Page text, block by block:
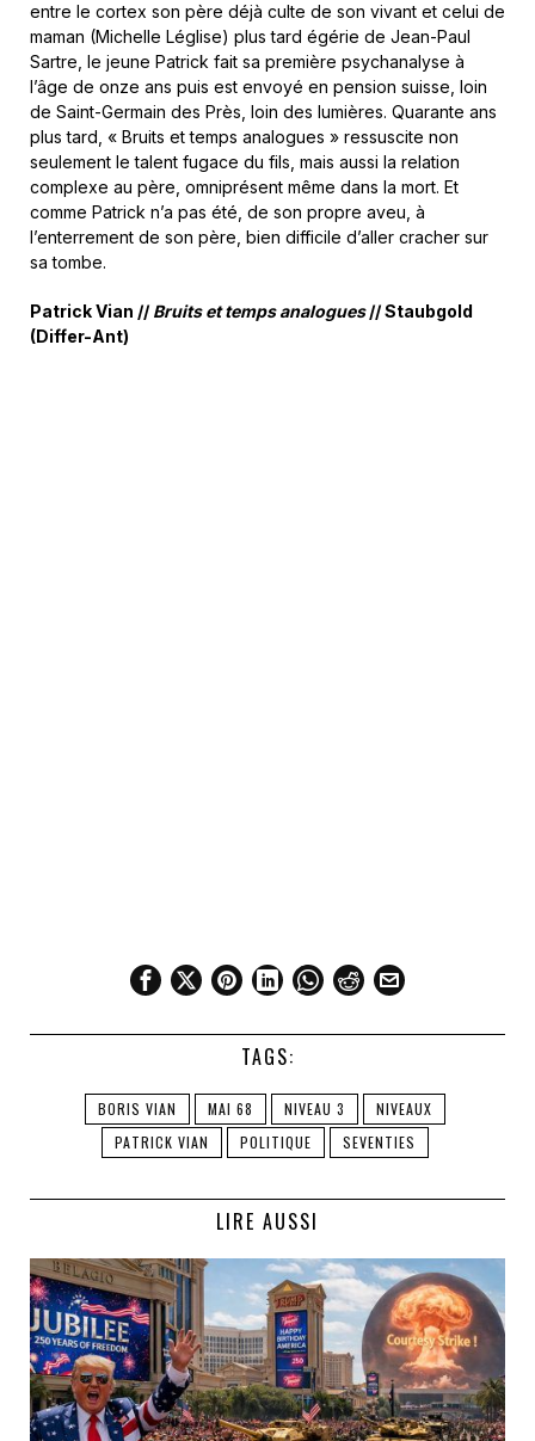
entre le cortex son père déjà culte de son vivant et celui de
maman (Michelle Léglise) plus tard égérie de Jean-Paul
Sartre, le jeune Patrick fait sa première psychanalyse à
l’âge de onze ans puis est envoyé en pension suisse, loin
de Saint-Germain des Près, loin des lumières. Quarante ans
plus tard, « Bruits et temps analogues » ressuscite non
seulement le talent fugace du fils, mais aussi la relation
complexe au père, omniprésent même dans la mort. Et
comme Patrick n’a pas été, de son propre aveu, à
l’enterrement de son père, bien difficile d’aller cracher sur
sa tombe.
Patrick Vian // Bruits et temps analogues// Staubgold
(Differ-Ant)
TAGS:
BORIS VIAN MAI 68 NIVEAU 3
NIVEAUX
PATRICK VIAN
POLITIQUE SEVENTIES
LIRE AUSSI